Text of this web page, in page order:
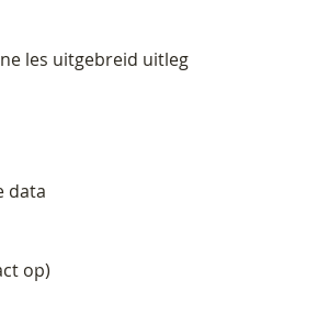
les uitgebreid uitleg
data
op)